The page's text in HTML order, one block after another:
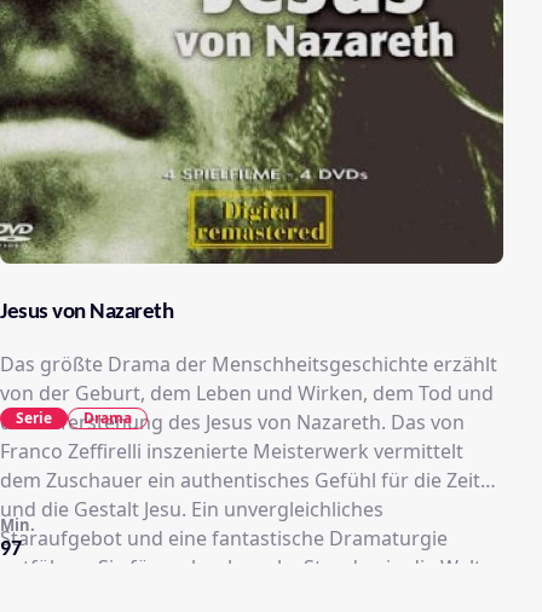
Jesus von Nazareth
Das größte Drama der Menschheitsgeschichte erzählt
von der Geburt, dem Leben und Wirken, dem Tod und
der Auferstehung des Jesus von Nazareth. Das von
Franco Zeffirelli inszenierte Meisterwerk vermittelt
dem Zuschauer ein authentisches Gefühl für die Zeit
und die Gestalt Jesu. Ein unvergleichliches
Staraufgebot und eine fantastische Dramaturgie
entführen Sie für mehr als sechs Stunden in die Welt
97
Min.
Serie Drama